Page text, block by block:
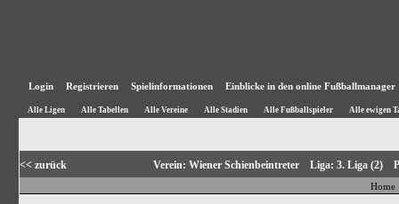
Login Registrieren Spielinformationen Einblicke in den online Fußballmanager
Alle Ligen Alle Tabellen Alle Vereine Alle Stadien Alle Fußballspieler Alle ewigen
<< zurück Verein: Wiener Schienbeintreter Liga: 3. Liga
Home